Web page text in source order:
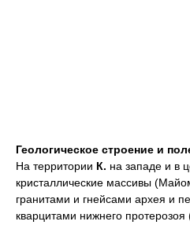
Геологическое строение и
На территории К. на западе и в
кристаллические массивы
гранитами и гнейсами архея и
кварцитами нижнего